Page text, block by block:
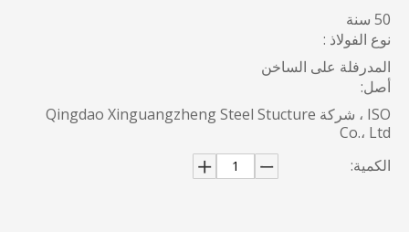
50 سنة
نوع الفولاذ :
المدرفلة على الساخن
أصل:
ISO ، شركة Qingdao Xinguangzheng Steel Stucture
Co.، Ltd
الكمية: